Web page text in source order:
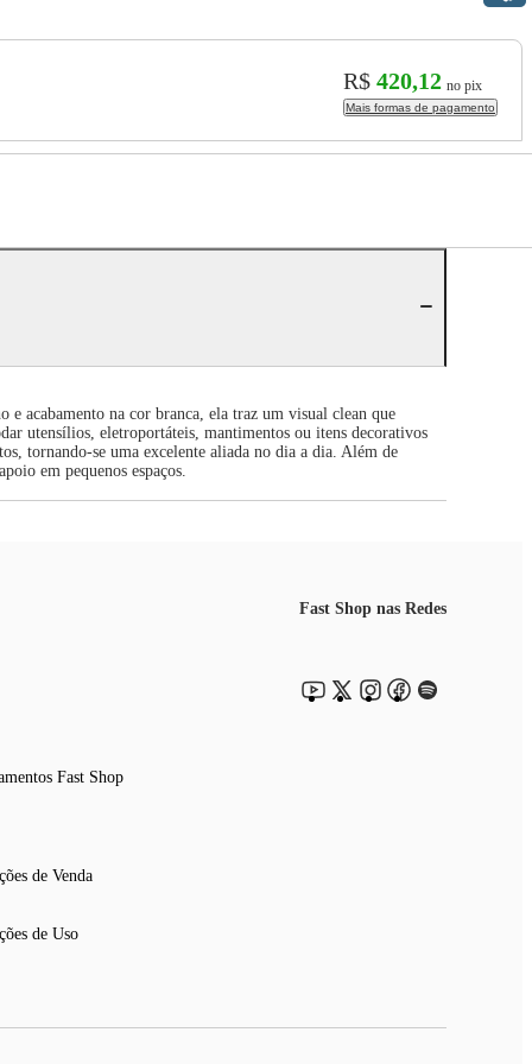
R$ 420,12 no pix
Mais formas de pagamento
acabamento na cor branca, ela traz um visual clean que
utensílios, eletroportáteis, mantimentos ou itens decorativos
tornando-se uma excelente aliada no dia a dia. Além de
em pequenos espaços.
Fast Shop
de Venda
de Uso
Fast Shop nas Redes